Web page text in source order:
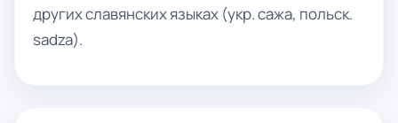
других славянских языках (укр. сажа, польск.
sadza).